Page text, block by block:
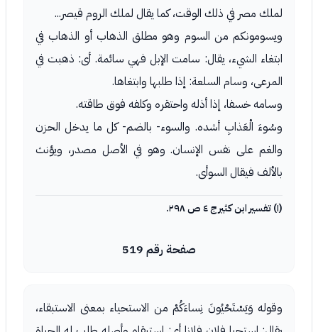
لملك مصر في ذلك الوقت، كما يقال لملك الروم قيصر...
ويسومونكم من السوم وهو مطلق الذهاب أو الذهاب في
ابتغاء الشيء، يقال: سامت الإبل فهي سائمة. أى: ذهبت في
المرعى، وسام السلعة: إذا طلبها وابتغاها.
وسامه خسفا، إذا أذله واحتقره وكلفه فوق طاقته.
وسُوءَ الْعَذابِ أشده. والسوء- بالضم- كل ما يدخل الحزن
والغم على نفس الإنسان. وهو في الأصل مصدر، ويؤنث
بالألف فيقال السوأى.
(١) تفسير ابن كثير ج ٤ ص ٢٩٨.
صفحة رقم 519
وقوله وَيَسْتَحْيُونَ نِساءَكُمْ من الاستحياء بمعنى الاستبقاء،